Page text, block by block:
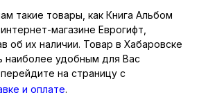
такие товары, как Книга Альбом
магазине Еврогифт,
об их наличии. Товар в Хабаровске
наиболее удобным для Вас
на страницу с
и оплате.